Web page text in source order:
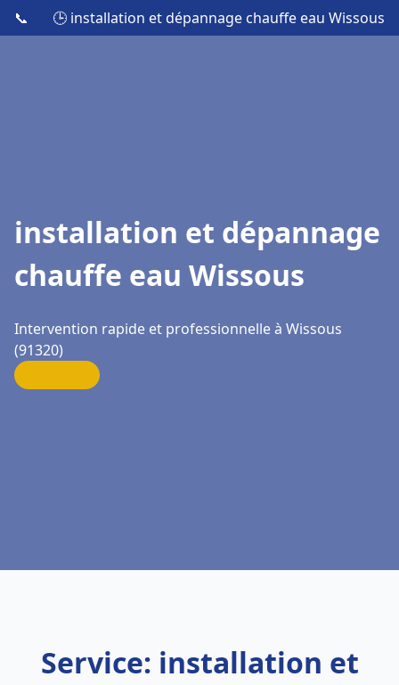
📞 🕒 installation et dépannage chauffe eau Wissous
installation et dépannage
chauffe eau Wissous
Intervention rapide et professionnelle à Wissous
(91320)
Service: installation et